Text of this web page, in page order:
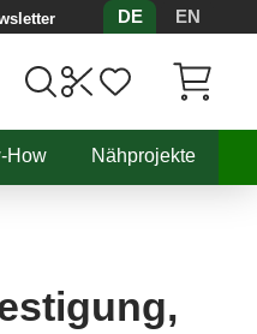
DE
EN
How Nähprojekte